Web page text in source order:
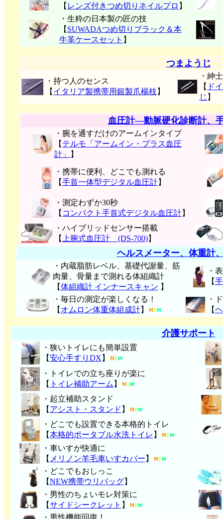
【 レンズ付きつめ切りネイルプロ 】
・生粋の日本製の匠の技
【 SUWADAつめ切りブラック＆本
牛革ケースセット 】
つまようじ
・持つ人のセンス
【 イタリア製携帯用銀製爪楊枝 】
・紳
【 ド
じ 】
血圧計―動脈硬化診断計、
・腕を通すだけのアームインタイプ
【 テルモ「アームイン・プラス血圧
計」
】
・携帯に便利、どこでも測れる
【手首一体型デジタル血圧計】
・測定わずか30秒
【 コンパクト手首式デジタル血圧計】
・ハイブリッドセンサー搭載
【
上腕式血圧計 (DS-700)】
ヘルスメーター、体重計
・内蔵脂肪レベル、基礎代謝量、筋
肉量、骨量まで測れる体組織計
【体組織計 インナースキャン 】
・
【
・毎日の測定が楽しくなる！
【 オムロン体重体組成計】
・
【
介護サポート
・狭いトイレにも簡単設置
【安心手すりDX 】
・トイレでの立ち座りが楽に
【 トイレ補助アーム 】
・起立補助スタンド
【 アシスト・スタンド 】
・どこでも設置できる本格的トイレ
【本格的ポータブル水洗トイレ 】
・車いすが快適に
【 メリノン羊毛車いすカバー 】
・どこでもおしっこ
【NEW携帯ウリバッグ】
・男性のちょいモレ対策に
【サイドシークレット 】
・男性機能回復！